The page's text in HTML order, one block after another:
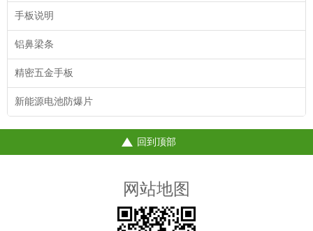
手板说明
铝鼻梁条
精密五金手板
新能源电池防爆片
回到顶部
网站地图